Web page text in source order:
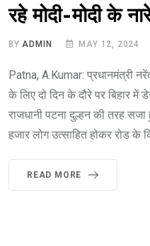
रहे मोदी-मोदी के
BY ADMIN MAY 12, 2024
Patna, A.Kumar: प्रधानमंत्री
के लिए दो दिन के दौरे पर बिहार में
राजधानी पटना दुल्हन की तरह
हजार लोग उत्साहित होकर रोड के
READ MORE